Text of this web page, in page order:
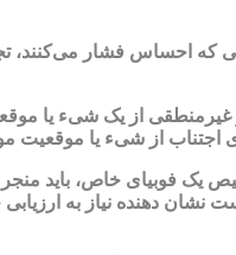
احساس فشار می‌کنند،
از یک شیء یا
اجتناب از شیء یا موقعیت
یک فوبیای خاص، باید
نشان دهنده نیاز به